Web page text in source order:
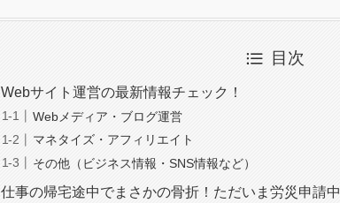
目次
Webサイト運営の最新情報チェック！
Webメディア・ブログ運営
マネタイズ・アフィリエイト
その他（ビジネス情報・SNS情報など）
仕事の帰宅途中でまさかの骨折！ただいま労災申請中